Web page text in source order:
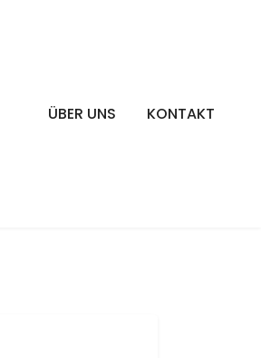
ÜBER UNS KONTAKT